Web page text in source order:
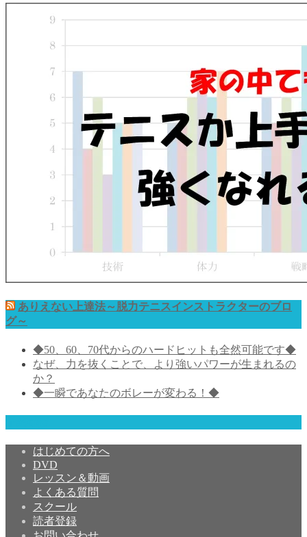
ありえない上達法～脱力テニスインストラクターのブロ
グ～
◆50、60、70代からのハードヒットも全然可能です◆
なぜ、力を抜くことで、より強いパワーが生まれるの
か？
◆一瞬であなたのボレーが変わる！◆
はじめての方へ
DVD
レッスン＆動画
よくある質問
スクール
読者登録